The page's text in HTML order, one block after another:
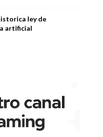
ley de
artificial